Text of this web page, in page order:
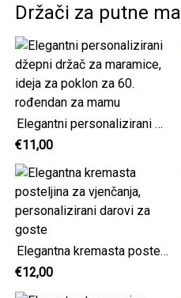
Držači za putne
Elegantni personalizirani džepni držač za maramice, ideja za poklon za 60. rođendan za mamu
€11,00
Elegantna kremasta posteljina za vjenčanja, personalizirani darovi za goste
€12,00